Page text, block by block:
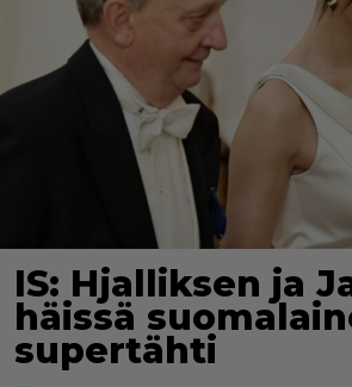
IS: Hjalliksen ja
häissä
supertähti